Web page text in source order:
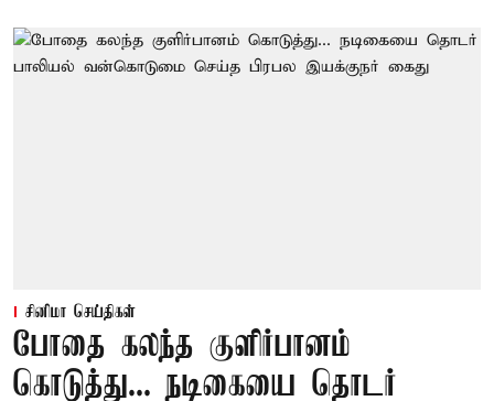
சினிமா செய்திகள்
போதை கலந்த குளிர்பானம்
கொடுத்து... நடிகையை தொடர்